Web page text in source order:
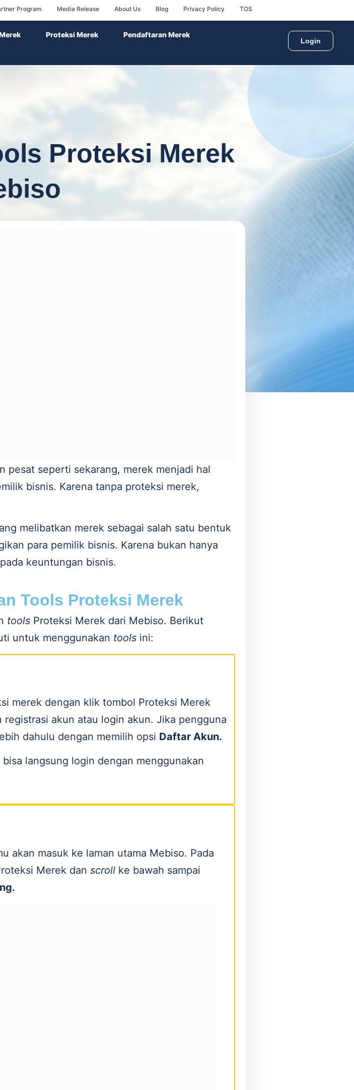
Program Media Release About Us Blog Privacy Policy TOS
Proteksi Merek Pendaftaran Merek
Login
Proteksi Merek
pesat seperti sekarang, merek menjadi hal
bisnis. Karena tanpa proteksi merek,
melibatkan merek sebagai salah satu bentuk
para pemilik bisnis. Karena bukan hanya
keuntungan bisnis.
Tools Proteksi Merek
tools Proteksi Merek dari Mebiso. Berikut
untuk menggunakan tools ini:
merek dengan klik tombol Proteksi Merek
akun atau login akun. Jika pengguna
dahulu dengan memilih opsi Daftar Akun.
langsung login dengan menggunakan
akan masuk ke laman utama Mebiso. Pada
Merek dan scroll ke bawah sampai